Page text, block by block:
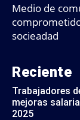
Medio de
socieadad
Reciente
Trabajadores
mejoras
2025